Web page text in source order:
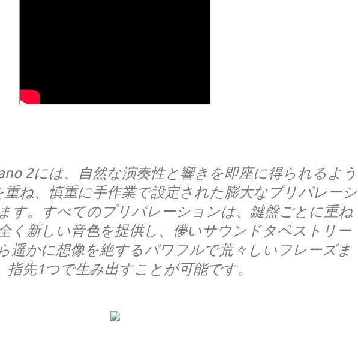
2には、自然な演奏性と響きを即座に得られるよう
重ね、慎重に手作業で設定された膨大なプリパレーシ
す。すべてのプリパレーションは、鍵盤ごとに重ね
く新しい音色を提供し、儚いサウンドタペストリー
遥かに想像を絶するパワフルで荒々しいフレーズま
指先1つで生み出すことが可能です。